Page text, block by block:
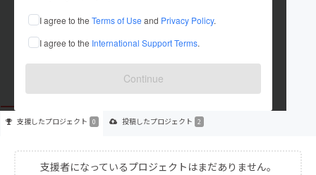
I agree to the Terms of Use and Privacy Policy.
I agree to the International Support Terms.
Continue
これまでに2件のプロジェクトを投稿しています
在住国：米国
出身国：日本 出身地：東京都
支援したプロジェクト 0 投稿したプロジェクト 2
支援者になっているプロジェクトはまだありません。